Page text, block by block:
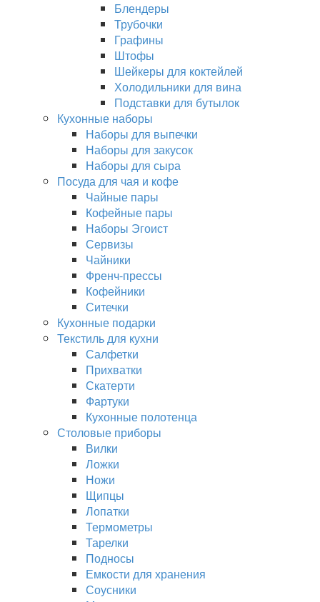
Блендеры
Трубочки
Графины
Штофы
Шейкеры для коктейлей
Холодильники для вина
Подставки для бутылок
Кухонные наборы
Наборы для выпечки
Наборы для закусок
Наборы для сыра
Посуда для чая и кофе
Чайные пары
Кофейные пары
Наборы Эгоист
Сервизы
Чайники
Френч-прессы
Кофейники
Ситечки
Кухонные подарки
Текстиль для кухни
Салфетки
Прихватки
Скатерти
Фартуки
Кухонные полотенца
Столовые приборы
Вилки
Ложки
Ножи
Щипцы
Лопатки
Термометры
Тарелки
Подносы
Емкости для хранения
Соусники